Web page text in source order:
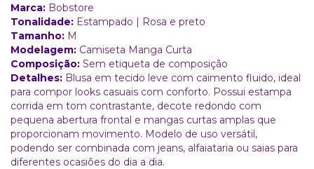
Marca: Bobstore
Tonalidade: Estampado | Rosa e preto
Tamanho: M
Modelagem: Camiseta Manga Curta
Composição: Sem etiqueta de composição
Detalhes: Blusa em tecido leve com caimento fluido, ideal
para compor looks casuais com conforto. Possui estampa
corrida em tom contrastante, decote redondo com
pequena abertura frontal e mangas curtas amplas que
proporcionam movimento. Modelo de uso versátil,
podendo ser combinada com jeans, alfaiataria ou saias para
diferentes ocasiões do dia a dia.